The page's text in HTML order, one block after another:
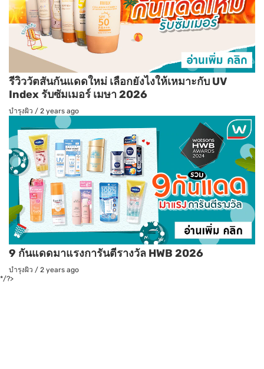
รีวิววัตสันกันแดดใหม่ เลือกยังไงให้เหมาะกับ UV
Index รับซัมเมอร์ เมษา 2026
บำรุงผิว / 2 years ago
9 กันแดดมาแรงการันตีรางวัล HWB 2026
บำรุงผิว / 2 years ago
*/?>